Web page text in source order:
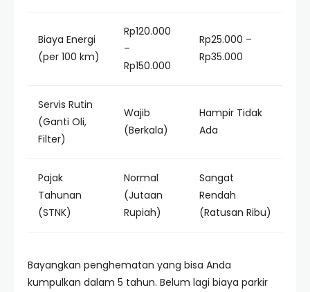
Biaya Energi
(per 100 km)
Rp120.000
–
Rp150.000
Rp25.000 –
Rp35.000
Servis Rutin
(Ganti Oli,
Filter)
Wajib
(Berkala)
Hampir Tidak
Ada
Pajak
Tahunan
(STNK)
Normal
(Jutaan
Rupiah)
Sangat
Rendah
(Ratusan Ribu)
Bayangkan penghematan yang bisa Anda
kumpulkan dalam 5 tahun. Belum lagi biaya parkir